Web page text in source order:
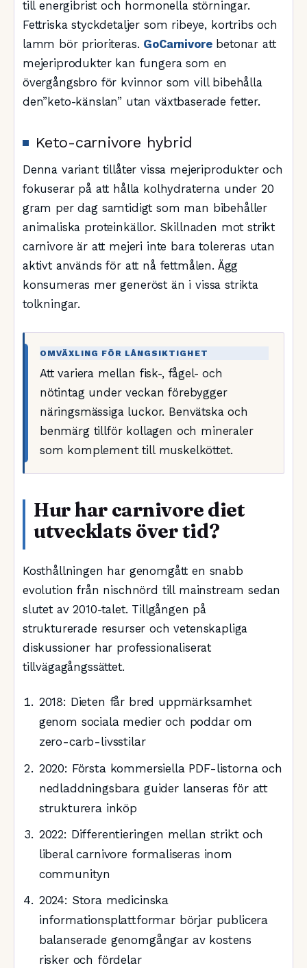
till energibrist och hormonella störningar.
Fettriska styckdetaljer som ribeye, kortribs och
lamm bör prioriteras. GoCarnivorebetonar att
mejeriprodukter kan fungera som en
övergångsbro för kvinnor som vill bibehålla
den”keto-känslan” utan växtbaserade fetter.
Keto-carnivore hybrid
Denna variant tillåter vissa mejeriprodukter och
fokuserar på att hålla kolhydraterna under 20
gram per dag samtidigt som man bibehåller
animaliska proteinkällor. Skillnaden mot strikt
carnivore är att mejeri inte bara tolereras utan
aktivt används för att nå fettmålen. Ägg
konsumeras mer generöst än i vissa strikta
tolkningar.
OMVÄXLING FÖR LÅNGSIKTIGHET
Att variera mellan fisk-, fågel- och
nötintag under veckan förebygger
näringsmässiga luckor. Benvätska och
benmärg tillför kollagen och mineraler
som komplement till muskelköttet.
Hur har carnivore diet
utvecklats över tid?
Kosthållningen har genomgått en snabb
evolution från nischnörd till mainstream sedan
slutet av 2010-talet. Tillgången på
strukturerade resurser och vetenskapliga
diskussioner har professionaliserat
tillvägagångssättet.
2018: Dieten får bred uppmärksamhet
genom sociala medier och poddar om
zero-carb-livsstilar
2020: Första kommersiella PDF-listorna och
nedladdningsbara guider lanseras för att
strukturera inköp
2022: Differentieringen mellan strikt och
liberal carnivore formaliseras inom
communityn
2024: Stora medicinska
informationsplattformar börjar publicera
balanserade genomgångar av kostens
risker och fördelar